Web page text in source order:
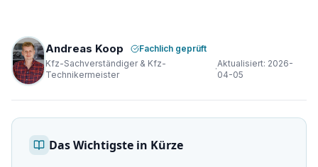
Andreas Koop
Fachlich geprüft
Kfz-Sachverständiger & Kfz-
Technikermeister
·
Aktualisiert: 2026-
04-05
Das Wichtigste in Kürze